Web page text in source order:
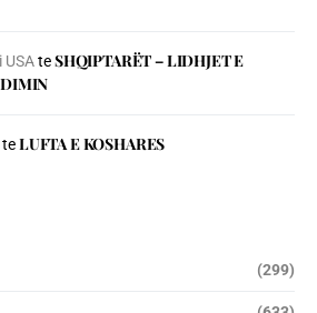
USAteSHQIPTARËT – LIDHJET E
teLUFTA E KOSHARES
(299)